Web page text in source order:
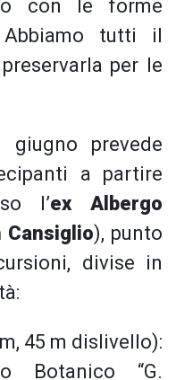
con le forme
tutti il
per le
giugno prevede
a partire
l’ex Albergo
Cansiglio), punto
divise in
45 m dislivello):
Botanico “G.